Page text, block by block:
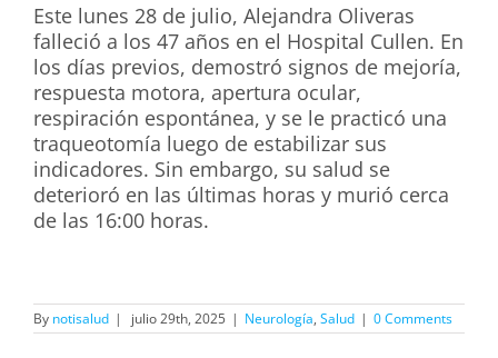
Este lunes 28 de julio, Alejandra Oliveras
falleció a los 47 años en el Hospital Cullen. En
los días previos, demostró signos de mejoría,
respuesta motora, apertura ocular,
respiración espontánea, y se le practicó una
traqueotomía luego de estabilizar sus
indicadores. Sin embargo, su salud se
deterioró en las últimas horas y murió cerca
de las 16:00 horas.
By notisalud | julio 29th, 2025 | Neurología, Salud | 0 Comments